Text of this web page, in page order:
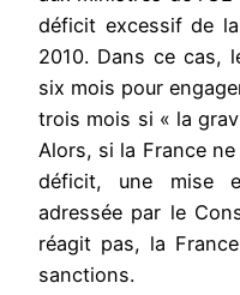
déficit excessif de
2010. Dans ce cas,
six mois pour
trois mois si « la
Alors, si la France
déficit, une mise
adressée par le
réagit pas, la
sanctions.